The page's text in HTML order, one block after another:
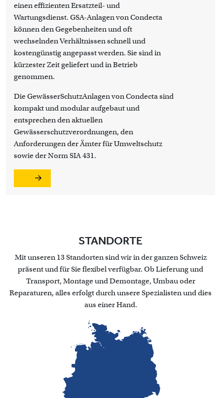
einen effizienten Ersatzteil- und
Wartungsdienst. GSA-Anlagen von Condecta
können den Gegebenheiten und oft
wechselnden Verhältnissen schnell und
kostengünstig angepasst werden. Sie sind in
kürzester Zeit geliefert und in Betrieb
genommen.
Die GewässerSchutzAnlagen von Condecta sind
kompakt und modular aufgebaut und
entsprechen den aktuellen
Gewässerschutzverordnungen, den
Anforderungen der Ämter für Umweltschutz
sowie der Norm SIA 431.
STANDORTE
Mit unseren 13 Standorten sind wir in der ganzen Schweiz
präsent und für Sie flexibel verfügbar. Ob Lieferung und
Transport, Montage und Demontage, Umbau oder
Reparaturen, alles erfolgt durch unsere Spezialisten und dies
aus einer Hand.